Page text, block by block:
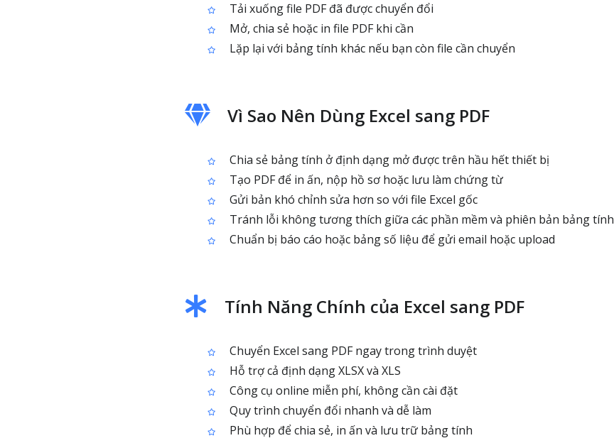
Tải xuống file PDF đã được chuyển đổi
Mở, chia sẻ hoặc in file PDF khi cần
Lặp lại với bảng tính khác nếu bạn còn file cần chuyển
Vì Sao Nên Dùng Excel sang PDF
Chia sẻ bảng tính ở định dạng mở được trên hầu hết thiết bị
Tạo PDF để in ấn, nộp hồ sơ hoặc lưu làm chứng từ
Gửi bản khó chỉnh sửa hơn so với file Excel gốc
Tránh lỗi không tương thích giữa các phần mềm và phiên bản bảng tính
Chuẩn bị báo cáo hoặc bảng số liệu để gửi email hoặc upload
Tính Năng Chính của Excel sang PDF
Chuyển Excel sang PDF ngay trong trình duyệt
Hỗ trợ cả định dạng XLSX và XLS
Công cụ online miễn phí, không cần cài đặt
Quy trình chuyển đổi nhanh và dễ làm
Phù hợp để chia sẻ, in ấn và lưu trữ bảng tính